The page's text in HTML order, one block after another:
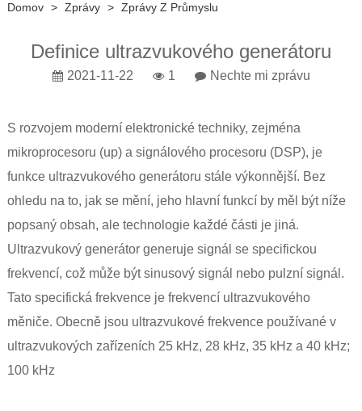
Domov > Zprávy > Zprávy Z Průmyslu
Definice ultrazvukového generátoru
2021-11-22 1 Nechte mi zprávu
S rozvojem moderní elektronické techniky, zejména
mikroprocesoru (up) a signálového procesoru (DSP), je
funkce ultrazvukového generátoru stále výkonnější. Bez
ohledu na to, jak se mění, jeho hlavní funkcí by měl být níže
popsaný obsah, ale technologie každé části je jiná.
Ultrazvukový generátor generuje signál se specifickou
frekvencí, což může být sinusový signál nebo pulzní signál.
Tato specifická frekvence je frekvencí ultrazvukového
měniče. Obecně jsou ultrazvukové frekvence používané v
ultrazvukových zařízeních 25 kHz, 28 kHz, 35 kHz a 40 kHz;
100 kHz